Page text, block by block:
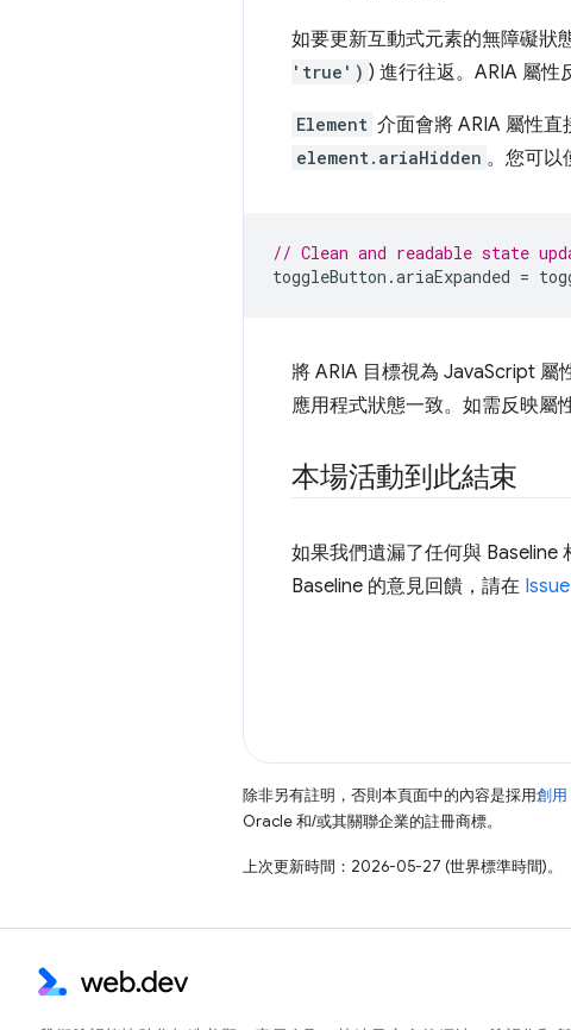
如要更新互動式元素的無障礙狀
'true') ) 進行往返。ARIA 屬性
Element 介面會將 ARIA 屬性
element.ariaHidden 。您可以
// Clean and readable state
toggleButton .ariaExpanded =
將 ARIA 目標視為 JavaScript 屬
應用程式狀態一致。如需反映屬
本場活動到此結束
如果我們遺漏了任何與 Baseline
Baseline 的意見回饋，請在
除非另有註明，否則本頁面中的內容是採用創
Oracle 和/或其關聯企業的註冊商標。
上次更新時間：2026-05-27 (世界標準時間)。